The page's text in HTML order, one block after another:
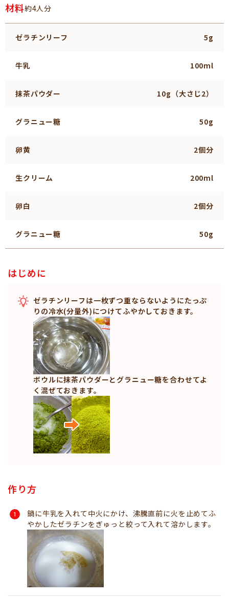
材料約4人分
ゼラチンリーフ 5g
牛乳 100ml
抹茶パウダー 10g（大さじ2）
グラニュー糖 50g
卵黄 2個分
生クリーム 200ml
卵白 2個分
グラニュー糖 50g
はじめに
ゼラチンリーフは一枚ずつ重ならないようにたっぷ
りの冷水(分量外)につけてふやかしておきます。
ボウルに抹茶パウダーとグラニュー糖を合わせてよ
く混ぜておきます。
作り方
鍋に牛乳を入れて中火にかけ、沸騰直前に火を止めてふ
やかしたゼラチンをぎゅっと絞って入れて溶かします。